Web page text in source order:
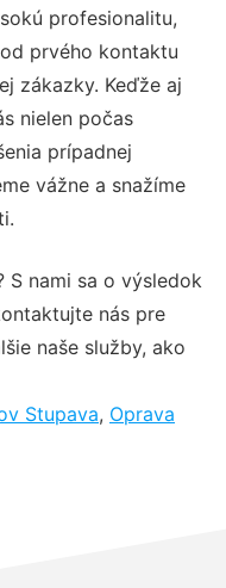
profesionalitu,
prvého kontaktu
zákazky. Keďže aj
nielen počas
prípadnej
vážne a snažíme
S nami sa o výsledok
nás pre
naše služby, ako
Stupava, Oprava